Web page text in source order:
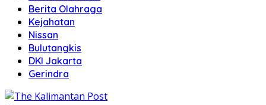
Berita Olahraga
Kejahatan
Nissan
Bulutangkis
DKI Jakarta
Gerindra